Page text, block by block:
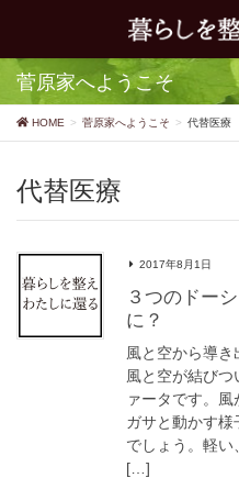
菅原家へようこそ
HOME 菅原家へようこそ 代替医療
代替医療
2017年8月1日
３つのドーシャ〜「ヴァータ」ってなぁ
に？
風と空から導き
風と空が結び
ァータです。
ガサと動かす
でしょう。軽
[…]